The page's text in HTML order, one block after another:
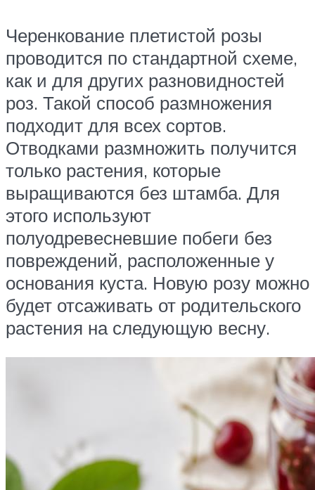
Черенкование плетистой розы
проводится по стандартной схеме,
как и для других разновидностей
роз. Такой способ размножения
подходит для всех сортов.
Отводками размножить получится
только растения, которые
выращиваются без штамба. Для
этого используют
полуодревесневшие побеги без
повреждений, расположенные у
основания куста. Новую розу можно
будет отсаживать от родительского
растения на следующую весну.